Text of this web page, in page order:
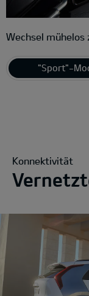
Wechsel mühelos
"Sport"-
Konnektivität